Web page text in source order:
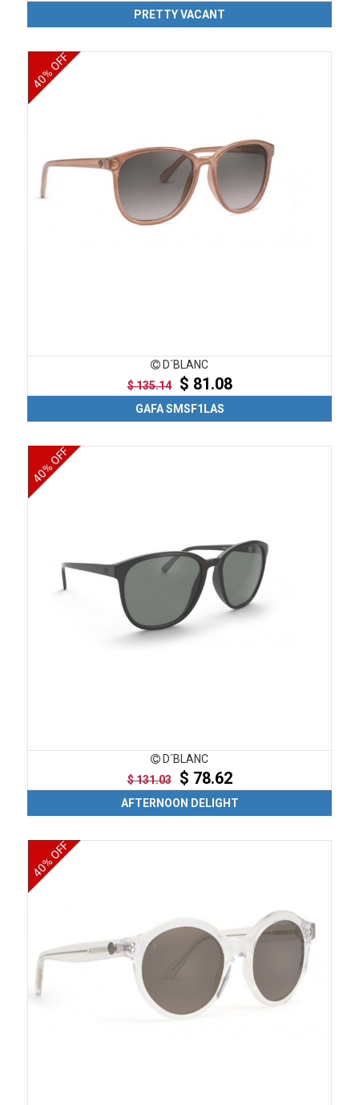
PRETTY VACANT
40% OFF
D´BLANC
$ 135.14$ 81.08
GAFA SMSF1LAS
40% OFF
D´BLANC
$ 131.03$ 78.62
AFTERNOON DELIGHT
40% OFF